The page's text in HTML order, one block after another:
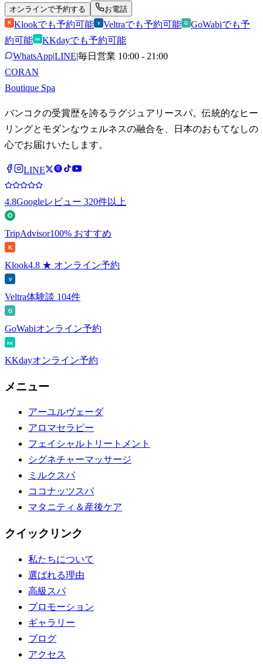
オンラインで予約する お電話
K Klookでも予約可能 V Veltraでも予約可能 G GoWabiでも予
約可能
KK
KKdayでも予約可能
WhatsApp|LINE|毎日営業 10:00 - 21:00
CORAN
Boutique Spa
バンコクの受賞歴を誇るラグジュアリースパ。伝統的なヒー
リングとモダンなウェルネスの融合を、日本のおもてなしの
心でお届けいたします。
LINE
4.8Googleレビュー 320件以上
TripAdvisor100% おすすめ
K
Klook4.8 ★ オンライン予約
V
Veltra体験談 104件
G
GoWabiオンライン予約
KK
KKdayオンライン予約
メニュー
アーユルヴェーダ
アロマセラピー
フェイシャルトリートメント
シグネチャーマッサージ
ミルクスパ
ココナッツスパ
マタニティ＆産後ケア
クイックリンク
私たちについて
選ばれる理由
高級スパ
プロモーション
ギャラリー
ブログ
アクセス